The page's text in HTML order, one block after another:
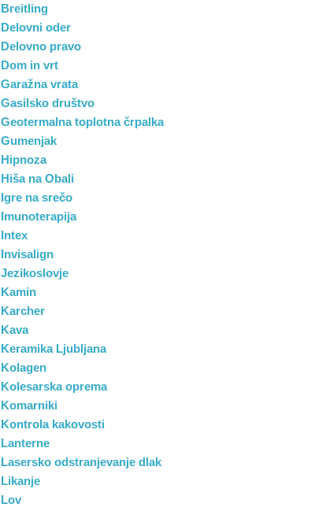
Breitling
Delovni oder
Delovno pravo
Dom in vrt
Garažna vrata
Gasilsko društvo
Geotermalna toplotna črpalka
Gumenjak
Hipnoza
Hiša na Obali
Igre na srečo
Imunoterapija
Intex
Invisalign
Jezikoslovje
Kamin
Karcher
Kava
Keramika Ljubljana
Kolagen
Kolesarska oprema
Komarniki
Kontrola kakovosti
Lanterne
Lasersko odstranjevanje dlak
Likanje
Lov